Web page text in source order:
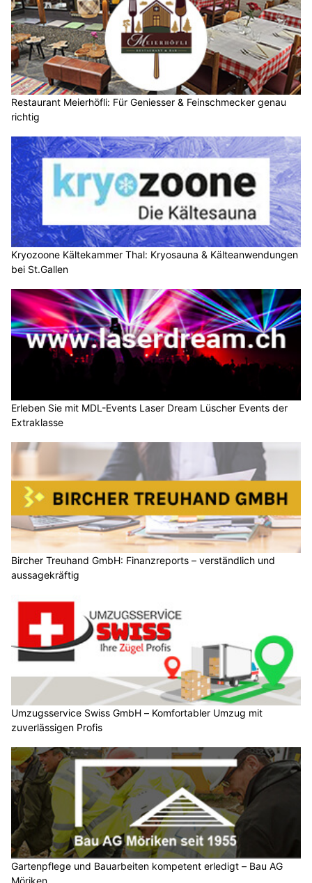
Restaurant Meierhöfli: Für Geniesser & Feinschmecker genau
richtig
Kryozoone Kältekammer Thal: Kryosauna & Kälteanwendungen
bei St.Gallen
Erleben Sie mit MDL-Events Laser Dream Lüscher Events der
Extraklasse
Bircher Treuhand GmbH: Finanzreports – verständlich und
aussagekräftig
Umzugsservice Swiss GmbH – Komfortabler Umzug mit
zuverlässigen Profis
Gartenpflege und Bauarbeiten kompetent erledigt – Bau AG
Möriken